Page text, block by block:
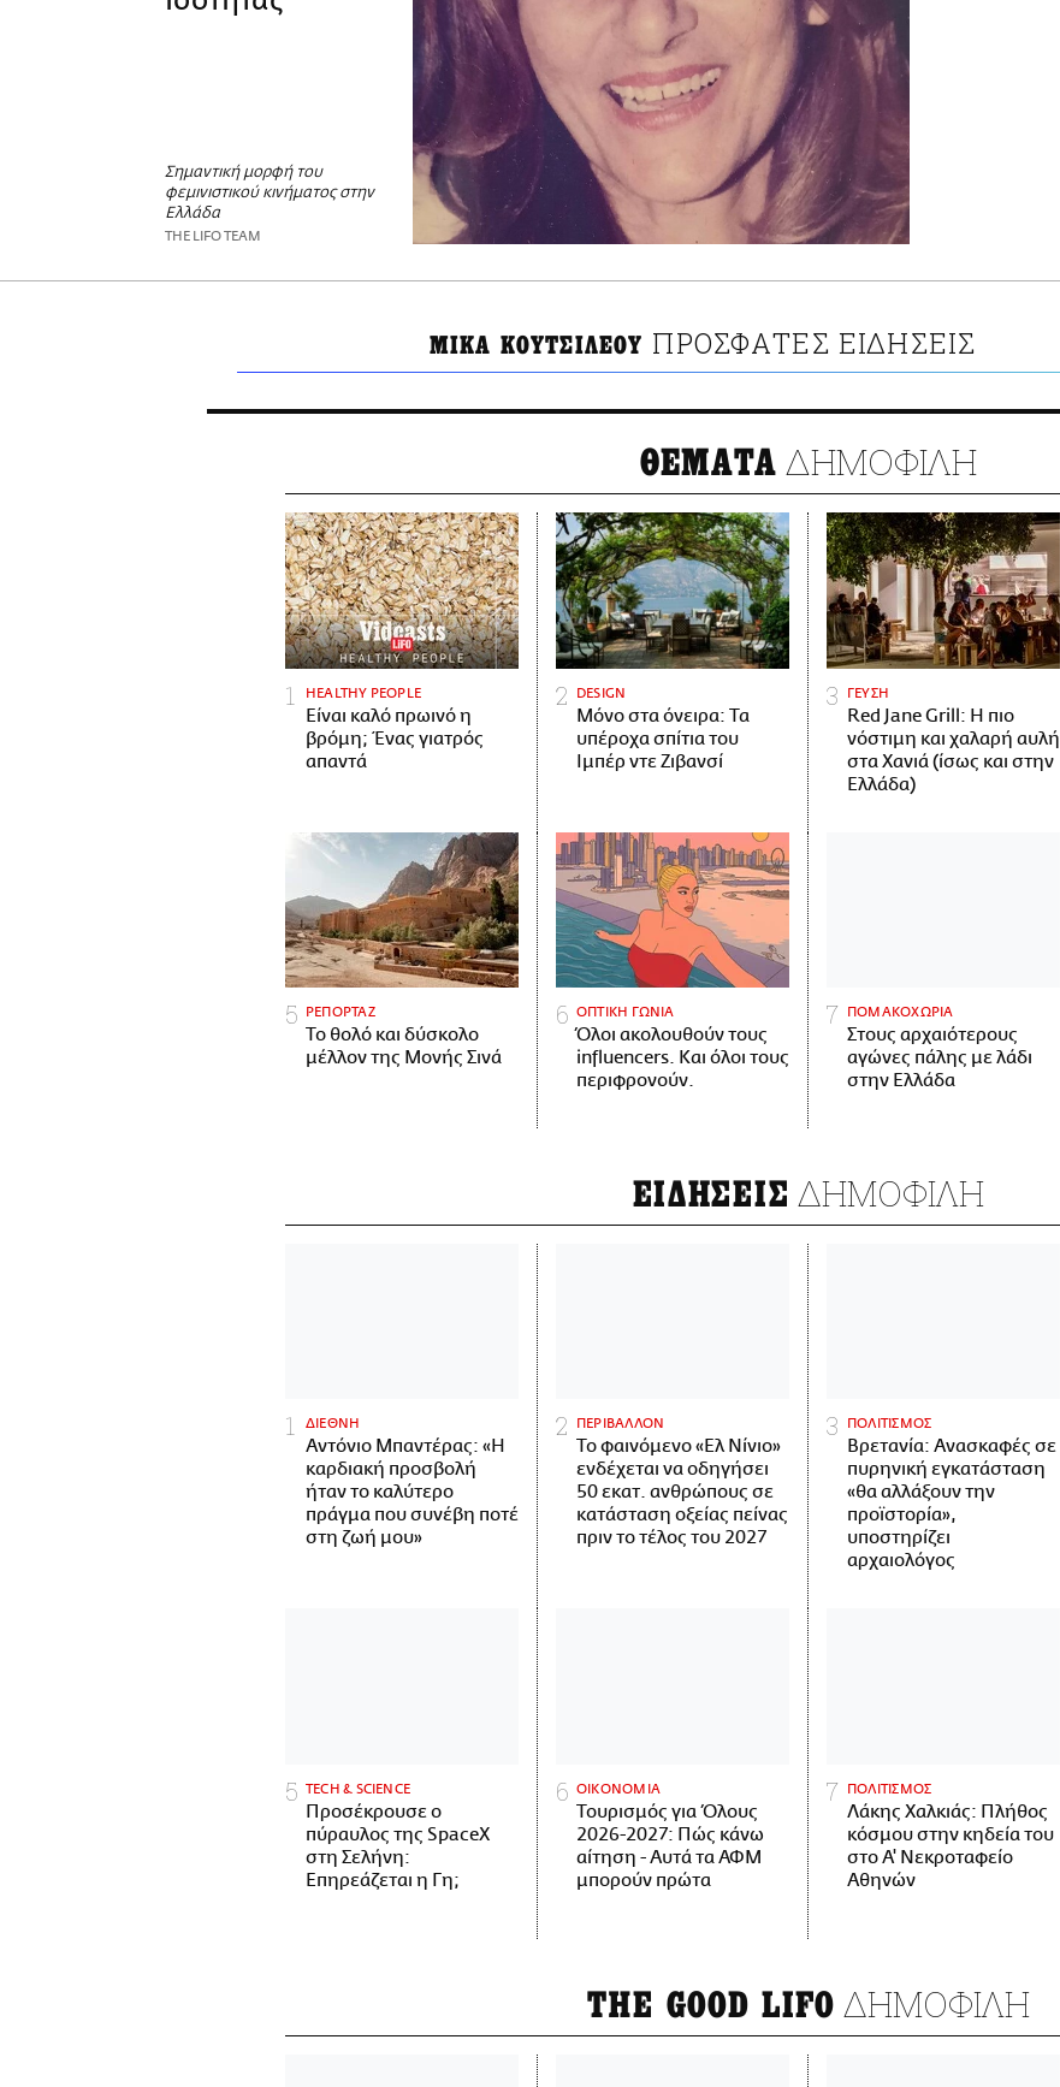
Σημαντική μορφή του
φεμινιστικού κινήματος στην
Ελλάδα
THE LIFO TEAM
ΜΙΚΑ ΚΟΥΤΣΙΛΕΟΥ ΠΡΟΣΦΑΤΕΣ ΕΙΔΗΣΕΙΣ
ΘΕΜΑΤΑ ΔΗΜΟΦΙΛΗ
HEALTHY PEOPLE
Είναι καλό πρωινό η
βρόμη; Ένας γιατρός
απαντά
DESIGN
Μόνο στα όνειρα: Τα
υπέροχα σπίτια του
Ιμπέρ ντε Ζιβανσί
ΓΕΥΣΗ
Red Jane Grill: Η πιο
νόστιμη και χαλαρή αυλή
στα Χανιά (ίσως και στην
Ελλάδα)
ΡΕΠΟΡΤΑΖ
Το θολό και δύσκολο
μέλλον της Μονής Σινά
ΟΠΤΙΚΗ ΓΩΝΙΑ
Όλοι ακολουθούν τους
influencers. Και όλοι τους
περιφρονούν.
ΠΟΜΑΚΟΧΩΡΙΑ
Στους αρχαιότερους
αγώνες πάλης με λάδι
στην Ελλάδα
ΕΙΔΗΣΕΙΣ ΔΗΜΟΦΙΛΗ
ΔΙΕΘΝΗ
Αντόνιο Μπαντέρας: «Η
καρδιακή προσβολή
ήταν το καλύτερο
πράγμα που συνέβη ποτέ
στη ζωή μου»
ΠΕΡΙΒΑΛΛΟΝ
Το φαινόμενο «Ελ Νίνιο»
ενδέχεται να οδηγήσει
50 εκατ. ανθρώπους σε
κατάσταση οξείας πείνας
πριν το τέλος του 2027
ΠΟΛΙΤΙΣΜΟΣ
Βρετανία: Ανασκαφές σε
πυρηνική εγκατάσταση
«θα αλλάξουν την
προϊστορία»,
υποστηρίζει
αρχαιολόγος
ΤECH & SCIENCE
Προσέκρουσε ο
πύραυλος της SpaceX
στη Σελήνη:
Επηρεάζεται η Γη;
ΟΙΚΟΝΟΜΙΑ
Τουρισμός για Όλους
2026-2027: Πώς κάνω
αίτηση - Αυτά τα ΑΦΜ
μπορούν πρώτα
ΠΟΛΙΤΙΣΜΟΣ
Λάκης Χαλκιάς: Πλήθος
κόσμου στην κηδεία του
στο Α' Νεκροταφείο
Αθηνών
THE GOOD LIFO ΔΗΜΟΦΙΛΗ